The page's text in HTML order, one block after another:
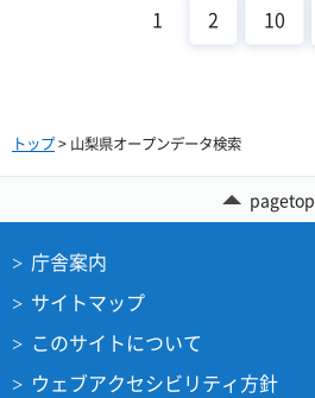
1 2 10
トップ> 山梨県オープンデータ検索
pagetop
庁舎案内
サイトマップ
このサイトについて
ウェブアクセシビリティ方針